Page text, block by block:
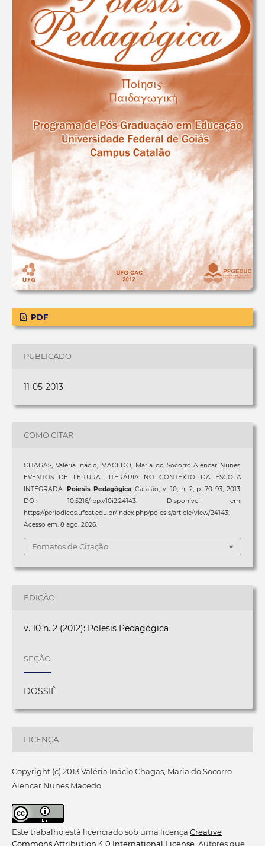
PDF
PUBLICADO
11-05-2013
COMO CITAR
CHAGAS, Valéria Inácio; MACEDO, Maria do Socorro Alencar Nunes.
EVENTOS DE LEITURA LITERÁRIA NO CONTEXTO DA ESCOLA
INTEGRADA. Poíesis Pedagógica, Catalão, v. 10, n. 2, p. 70–93, 2013.
DOI: 10.5216/rpp.v10i2.24143. Disponível em:
https://periodicos.ufcat.edu.br/index.php/poiesis/article/view/24143.
Acesso em: 8 ago. 2026.
Fomatos de Citação
EDIÇÃO
v. 10 n. 2 (2012): Poíesis Pedagógica
SEÇÃO
DOSSIÊ
LICENÇA
Copyright (c) 2013 Valéria Inácio Chagas, Maria do Socorro
Alencar Nunes Macedo
Este trabalho está licenciado sob uma licença Creative
Commons Attribution 4.0 International License. Autores que